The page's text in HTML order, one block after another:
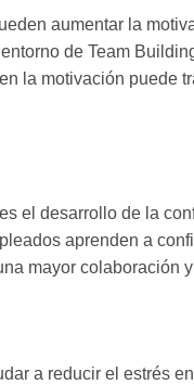
aumentar la
de Team
la motivación puede
es el desarrollo de la
aprenden a
mayor colaboración
a reducir el estrés